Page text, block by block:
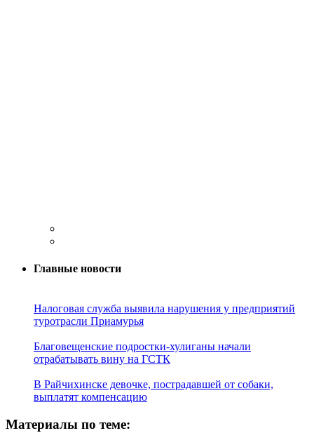
Главные новости
Налоговая служба выявила нарушения у предприятий
туротрасли Приамурья
Благовещенские подростки-хулиганы начали
отрабатывать вину на ГСТК
В Райчихинске девочке, пострадавшей от собаки,
выплатят компенсацию
Материалы по теме: